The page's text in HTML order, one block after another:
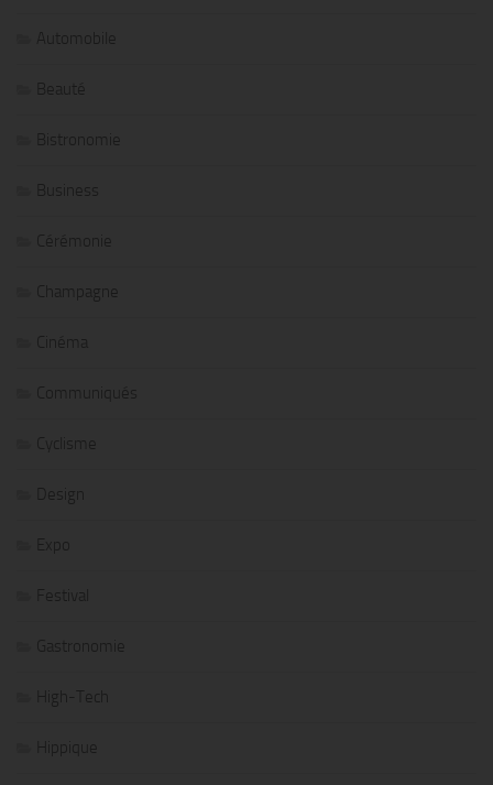
Automobile
Beauté
Bistronomie
Business
Cérémonie
Champagne
Cinéma
Communiqués
Cyclisme
Design
Expo
Festival
Gastronomie
High-Tech
Hippique